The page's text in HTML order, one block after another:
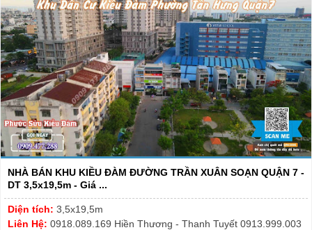
NHÀ BÁN KHU KIỀU ĐÀM ĐƯỜNG TRẦN XUÂN SOẠN QUẬN 7 -
DT 3,5x19,5m - Giá ...
Diện tích: 3,5x19,5m
Liên Hệ: 0918.089.169 Hiền Thương - Thanh Tuyết 0913.999.003